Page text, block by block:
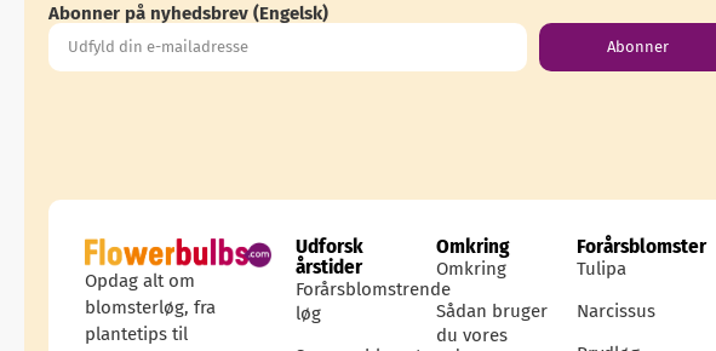
Abonner på nyhedsbrev (Engelsk)
Abonner
Opdag alt om
blomsterløg, fra
plantetips til
Udforsk
årstider
Forårsblomstrende
løg
Omkring
Omkring
Sådan bruger
du vores
Forårsblomster
Tulipa
Narcissus